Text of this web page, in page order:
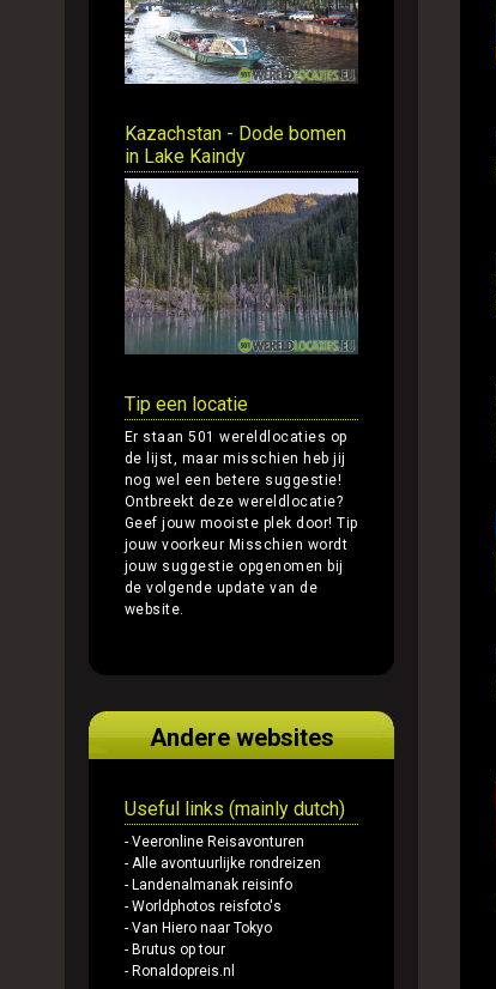
Kazachstan - Dode bomen
in Lake Kaindy
Tip een locatie
Er staan 501 wereldlocaties op
de lijst, maar misschien heb jij
nog wel een betere suggestie!
Ontbreekt deze wereldlocatie?
Geef jouw mooiste plek door!Tip
jouw voorkeur Misschien wordt
jouw suggestie opgenomen bij
de volgende update van de
website.
Andere websites
Useful links (mainly dutch)
- Veeronline Reisavonturen
- Alle avontuurlijke rondreizen
- Landenalmanak reisinfo
- Worldphotos reisfoto's
- Van Hiero naar Tokyo
- Brutus op tour
- Ronaldopreis.nl